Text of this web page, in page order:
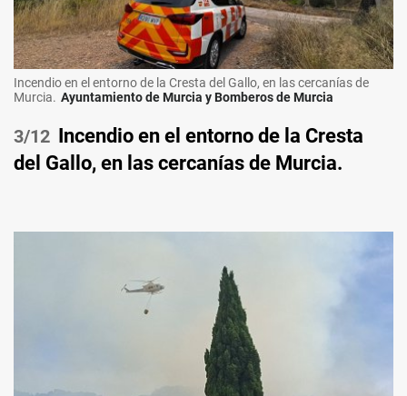
Incendio en el entorno de la Cresta del Gallo, en las cercanías de
Murcia. Ayuntamiento de Murcia y Bomberos de Murcia
/12 Incendio en el entorno de la Cresta
del Gallo, en las cercanías de Murcia.